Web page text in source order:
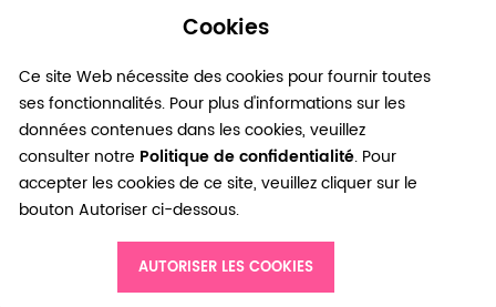
Cookies
Ce site Web nécessite des cookies pour fournir toutes
ses fonctionnalités. Pour plus d'informations sur les
données contenues dans les cookies, veuillez
consulter notre Politique de confidentialité. Pour
accepter les cookies de ce site, veuillez cliquer sur le
bouton Autoriser ci-dessous.
AUTORISER LES COOKIES
0
Connecteur Love Bronze vieilli x 5